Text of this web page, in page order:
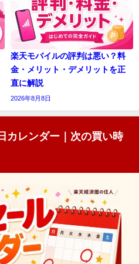
楽天モバイルの評判は悪い？料
金・メリット・デメリットを正
直に解説
2026年8月8日
カレンダー｜次の買い時